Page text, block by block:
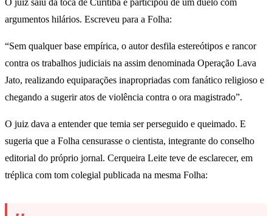
O juiz saiu da toca de Curitiba e participou de um duelo com
argumentos hilários. Escreveu para a Folha:
“Sem qualquer base empírica, o autor desfila estereótipos e rancor
contra os trabalhos judiciais na assim denominada Operação Lava
Jato, realizando equiparações inapropriadas com fanático religioso e
chegando a sugerir atos de violência contra o ora magistrado”.
O juiz dava a entender que temia ser perseguido e queimado. E
sugeria que a Folha censurasse o cientista, integrante do conselho
editorial do próprio jornal. Cerqueira Leite teve de esclarecer, em
tréplica com tom colegial publicada na mesma Folha: